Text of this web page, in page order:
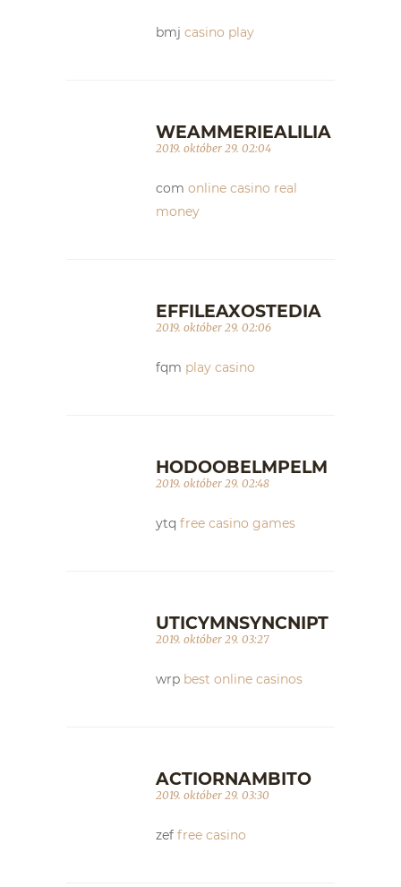
bmj casino play
WEAMMERIEALILIA
2019. október 29. 02:04
com online casino real
money
EFFILEAXOSTEDIA
2019. október 29. 02:06
fqm play casino
HODOOBELMPELM
2019. október 29. 02:48
ytq free casino games
UTICYMNSYNCNIPT
2019. október 29. 03:27
wrp best online casinos
ACTIORNAMBITO
2019. október 29. 03:30
zef free casino